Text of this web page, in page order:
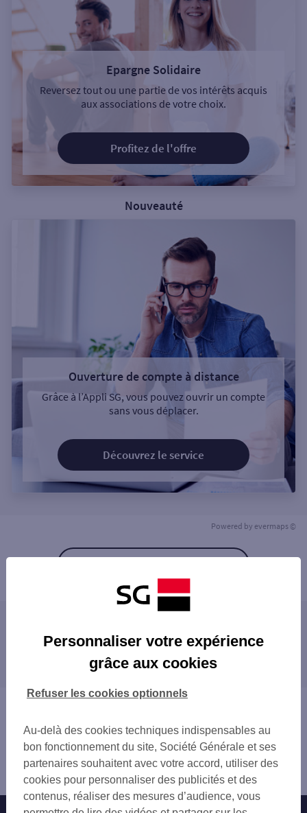
Epargne Solidaire
Reversez tout ou une partie de vos intérêts acquis
aux associations de votre choix.
Profitez de l'offre
Nouveauté
Ouverture de compte à distance
Grâce à l’Appli SG, vous pouvez ouvrir un compte
sans vous déplacer.
Découvrez le service
Powered by evermaps ©
ANGOULEME ST CYBARD
LA ROCHEFOUCAULD RUE
Les agences SG dans les villes à proximité
Angoulême
Agence ANGOULEME CENTRE
Personnaliser votre expérience
grâce aux cookies
Au-delà des cookies techniques indispensables au
bon fonctionnement du site, Société Générale et ses
partenaires souhaitent avec votre accord, utiliser des
cookies pour personnaliser des publicités et des
contenus, réaliser des mesures d’audience, vous
Refuser les cookies optionnels